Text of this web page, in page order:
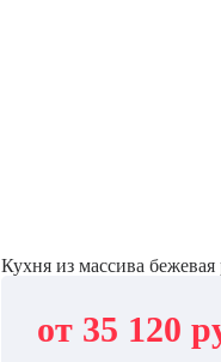
Кухня из массива
от 35 120